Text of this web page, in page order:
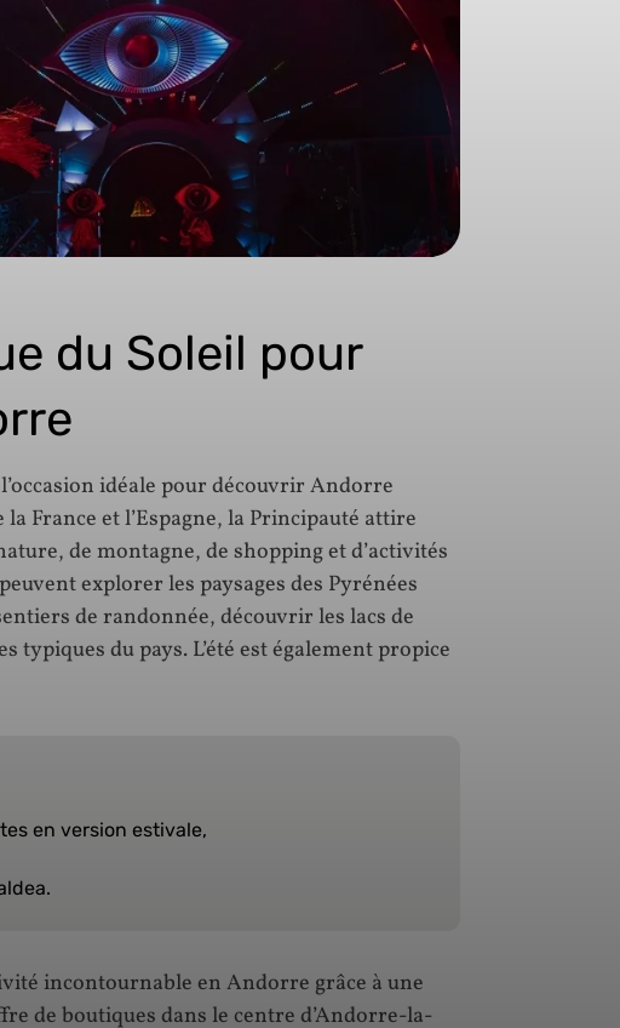
du Soleil pour
idéale pour découvrir Andorre
France et l’Espagne, la Principauté attire
de montagne, de shopping et d’activités
explorer les paysages des Pyrénées
de randonnée, découvrir les lacs de
typiques du pays. L’été est également propice
en version estivale,
incontournable en Andorre grâce à une
de boutiques dans le centre d’Andorre-la-